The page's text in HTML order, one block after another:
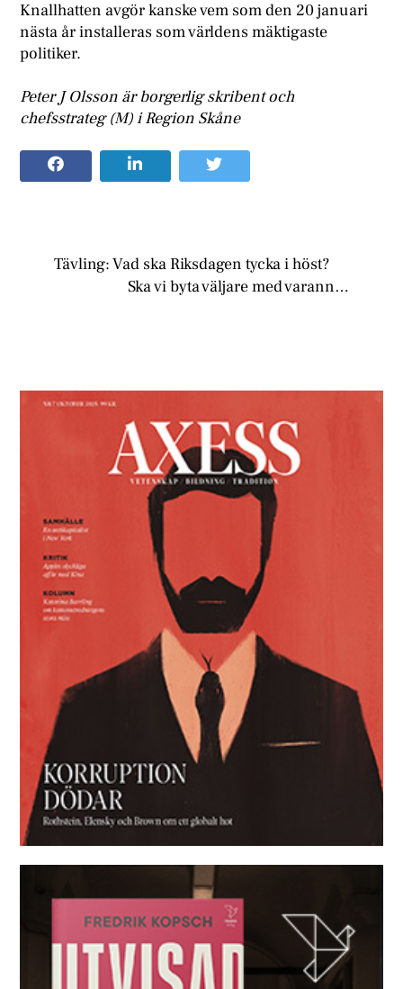
Knallhatten avgör kanske vem som den 20 januari
nästa år installeras som världens mäktigaste
politiker.
Peter J Olsson är borgerlig skribent och
chefsstrateg (M) i Region Skåne
Tävling: Vad ska Riksdagen tycka i höst?
Ska vi byta väljare med varann…